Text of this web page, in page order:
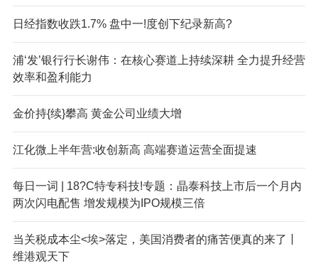
日经指数收跌1.7% 盘中一!度创下纪录新高?
浦‘发’银行行长谢伟：在核心赛道上持续深耕 全力提升经营
效率和盈利能力
金价持{续}攀高 黄金公司业绩大增
江化微上半年营:收创新高 高端赛道运营全面提速
每日一词 | 18?C特专科技!专题：晶泰科技上市后一个月内
两次闪电配售 增发规模为IPO规模三倍
当关税成本尘<埃>落定，美国消费者的痛苦便真的来了丨
维港观天下